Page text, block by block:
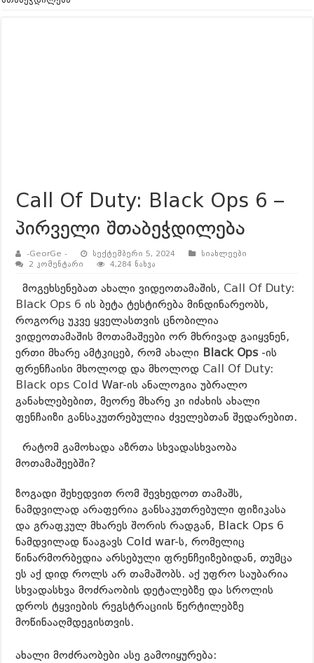
რევოლუცია სტრატეგიაში? Manor Lords – განხილვა ქართულად –
Call Of Duty: Black Ops 6 –
პირველი შთაბეჭდილება
-GeorGe - სექტემბერი 5, 2024
სიახლეები
2 კომენტარი
4,284 ნახვა
მოგეხსენებათ ახალი ვიდეოთამაშის, Call Of Duty:
Black Ops 6 ის ბეტა ტესტირება მინდინარეობს,
როგორც უკვე ყველასთვის ცნობილია
ვიდეოთამაშის მოთამაშეები ორ მხრივად გაიყვნენ,
ერთი მხარე ამტკიცებ, რომ ახალი Black Ops -ის
ფრენჩაისი მხოლოდ და მხოლოდ Call Of Duty:
Black ops Cold War-ის ანალოგია უბრალო
განახლებებით, მეორე მხარე კი იძახის ახალი
ფენჩაიზი განსაკუთრებულია ძველებთან შედარებით.
რატომ გამოხადა აზრთა სხვადასხვაობა
მოთამაშეებში?
ზოგადი შეხედვით რომ შევხედოთ თამაშს,
ნამდვილად არაფერია განსაკუთრებული ფიზიკასა
და გრაფკულ მხარეს შორის რადგან, Black Ops 6
ნამდვილად წააგავს Cold war-ს, რომელიც
წინარმორბედია არსებული ფრენჩეიზებიდან, თუმცა
ეს აქ დიდ როლს არ თამაშობს. აქ უფრო საუბარია
სხვადასხვა მოძრაობის დეტალებზე და სროლის
დროს ტყვიების რეგსტრაციის წერტილებზე
მოწინააღმდეგისთვის.
ახალი მოძრაობები ასე გამოიყურება: